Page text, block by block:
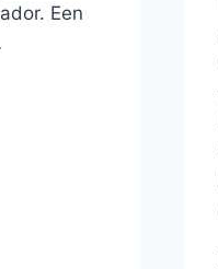
Een